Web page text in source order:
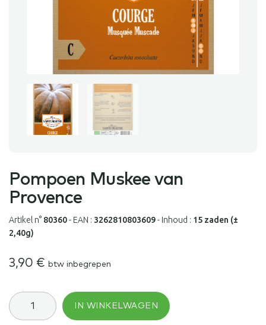
Pompoen Muskee van
Provence
Artikel n° 80360- EAN : 3262810803609- Inhoud : 15 zaden (±
2,40g)
3,90 € btw inbegrepen
Pompoen
Muskee
van
IN WINKELWAGEN